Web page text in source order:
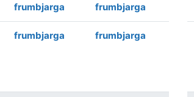
frumbjarga frumbjarga
frumbjarga frumbjarga